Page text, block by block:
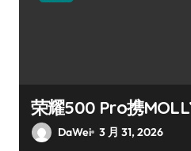
荣耀500 Pro携
DaWei 3 月 31, 2026